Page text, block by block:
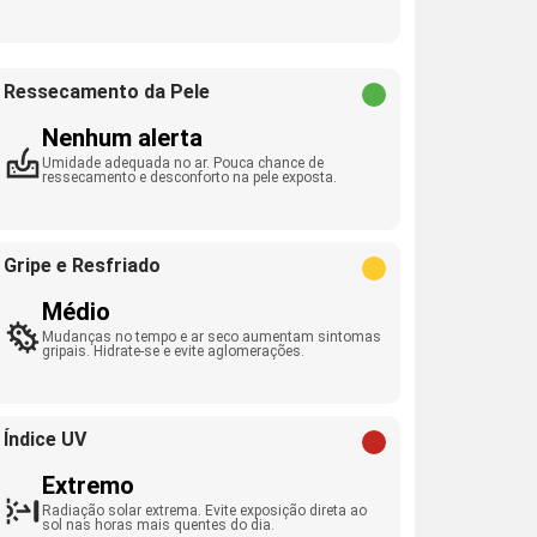
Ressecamento da Pele
Nenhum alerta
Umidade adequada no ar. Pouca chance de
ressecamento e desconforto na pele exposta.
Gripe e Resfriado
Médio
Mudanças no tempo e ar seco aumentam sintomas
gripais. Hidrate-se e evite aglomerações.
Índice UV
Extremo
Radiação solar extrema. Evite exposição direta ao
sol nas horas mais quentes do dia.